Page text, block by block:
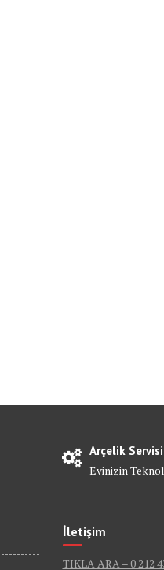
Arçelik Servisi
Evinizin
İletişim
TIKLA ARA – 0 212